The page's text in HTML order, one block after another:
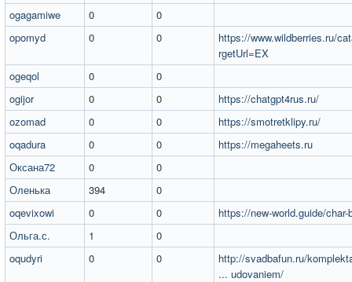
ogagamiwe
0
0
opomyd
0 0
https://www.wildberries.ru/
rgetUrl=EX
ogeqol
0
0
ogijor
0 0
https://chatgpt4rus.ru/
ozomad
0 0
https://smotretklipy.ru/
oqadura
0 0
https://megaheets.ru
Оксана72
0
0
Оленька
394
0
oqevixowi
0 0
https://new-world.guide/char-
Ольга.с.
1
0
oqudyri
0 0
http://svadbafun.ru/
... udovaniem/